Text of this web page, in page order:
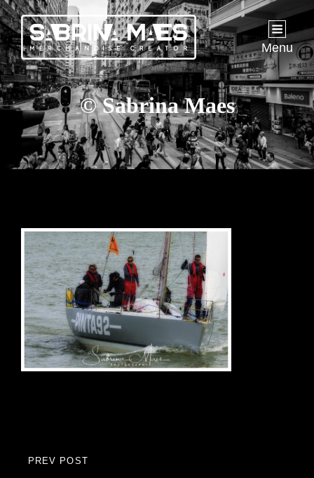
Menu
© Sabrina Maes
Bericht
PREVIOUS
PREV POST